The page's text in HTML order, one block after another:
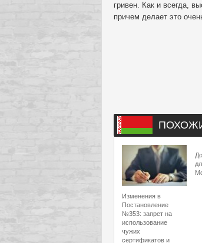
гривен. Как и всегда,
причем делает это
Изменения в
Постановление
№353: запрет на
использование
чужих
сертификатов и